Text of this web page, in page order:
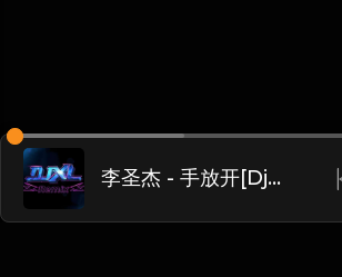
李圣杰 - 手放开[Dj小罗 ProgHouse Mix国语男]